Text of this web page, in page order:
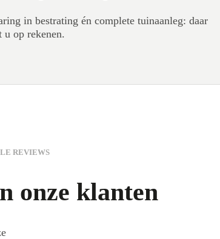
in bestrating én complete tuinaanleg: daar
u op rekenen.
REVIEWS
onze klanten